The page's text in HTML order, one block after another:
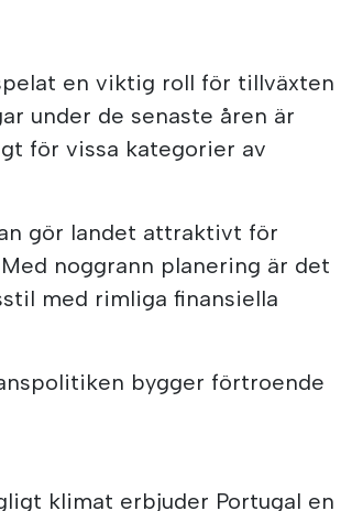
en viktig roll för tillväxten
under de senaste åren är
för vissa kategorier av
gör landet attraktivt för
noggrann planering är det
med rimliga finansiella
bygger förtroende
klimat erbjuder Portugal en